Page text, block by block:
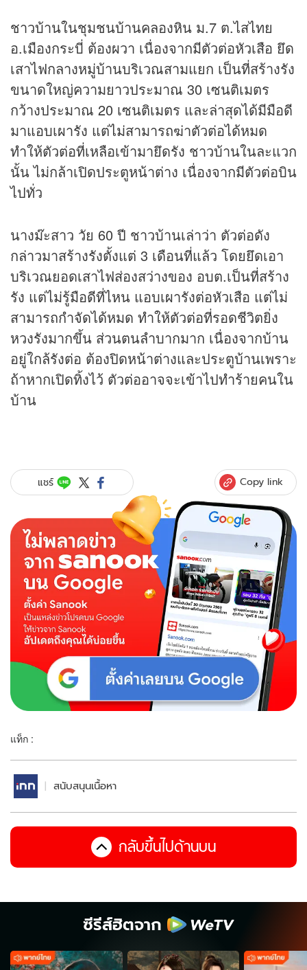
ชาวบ้านในชุมชนบ้านคลองหิน ม.7 ต.ไสไทย
อ.เมืองกระบี่ ต้องผวา เนื่องจากมีตัวต่อหัวเสือ ยึด
เสาไฟกลางหมู่บ้านบริเวณสามแยก เป็นที่สร้างรัง
ขนาดใหญ่ความยาวประมาณ 30 เซนติเมตร
กว้างประมาณ 20 เซนติเมตร และล่าสุดได้มีมือดี
มาแอบเผารัง แต่ไม่สามารถฆ่าตัวต่อได้หมด
ทำให้ตัวต่อที่เหลือเข้ามายึดรัง ชาวบ้านในละแวก
นั้น ไม่กล้าเปิดประตูหน้าต่าง เนื่องจากมีตัวต่อบิน
ไปทั่ว
นางม๊ะสาว วัย 60 ปี ชาวบ้านเล่าว่า ตัวต่อดัง
กล่าวมาสร้างรังตั้งแต่ 3 เดือนที่แล้ว โดยยึดเอา
บริเวณยอดเสาไฟส่องสว่างของ อบต.เป็นที่สร้าง
รัง แต่ไม่รู้มือดีที่ไหน แอบเผารังต่อหัวเสือ แต่ไม่
สามารถกำจัดได้หมด ทำให้ตัวต่อที่รอดชีวิตยิ่ง
หวงรังมากขึ้น ส่วนตนลำบากมาก เนื่องจากบ้าน
อยู่ใกล้รังต่อ ต้องปิดหน้าต่างและประตูบ้านเพราะ
ถ้าหากเปิดทิ้งไว้ ตัวต่ออาจจะเข้าไปทำร้ายคนใน
บ้าน
แชร์ Copy link
แท็ก :
สนับสนุนเนื้อหา
กลับขึ้นไปด้านบน
ซีรีส์ฮิตจาก